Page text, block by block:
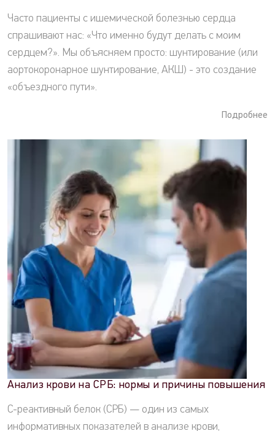
Часто пациенты с ишемической болезнью сердца
спрашивают нас: «Что именно будут делать с моим
сердцем?». Мы объясняем просто: шунтирование (или
аортокоронарное шунтирование, АКШ) - это создание
«объездного пути».
Подробнее
Анализ крови на СРБ: нормы и причины повышения
С-реактивный белок (СРБ) — один из самых
информативных показателей в анализе крови,